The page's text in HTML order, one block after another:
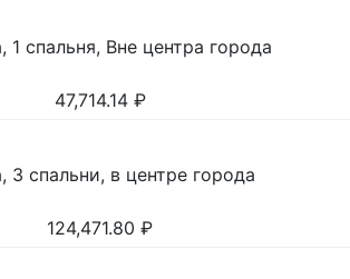
1 спальня, Вне центра города
47,714.14 ₽
3 спальни, в центре города
124,471.80 ₽